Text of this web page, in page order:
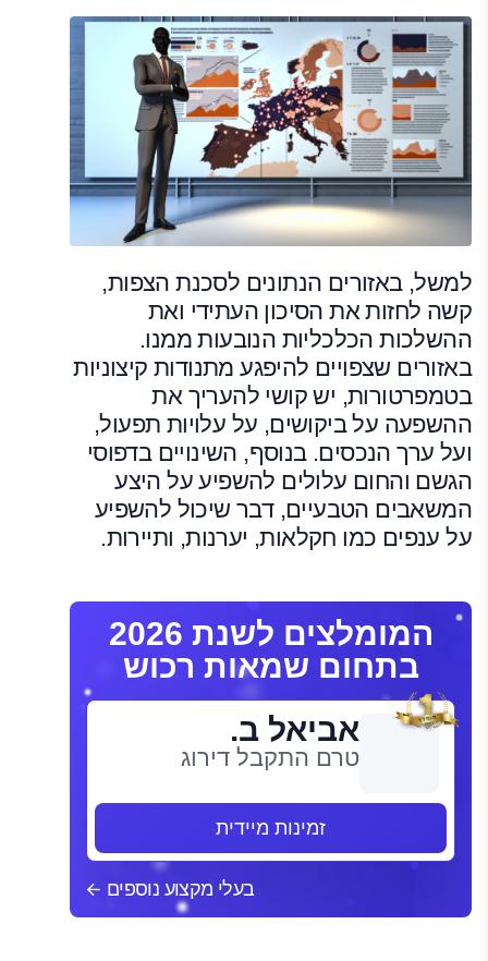
למשל, באזורים הנתונים לסכנת הצפות,
קשה לחזות את הסיכון העתידי ואת
ההשלכות הכלכליות הנובעות ממנו.
באזורים שצפויים להיפגע מתנודות קיצוניות
בטמפרטורות, יש קושי להעריך את
ההשפעה על ביקושים, על עלויות תפעול,
ועל ערך הנכסים. בנוסף, השינויים בדפוסי
הגשם והחום עלולים להשפיע על היצע
המשאבים הטבעיים, דבר שיכול להשפיע
על ענפים כמו חקלאות, יערנות, ותיירות.
המומלצים לשנת 2026
בתחום שמאות רכוש
אביאל ב.
טרם התקבל דירוג
זמינות מיידית
בעלי מקצוע נוספים